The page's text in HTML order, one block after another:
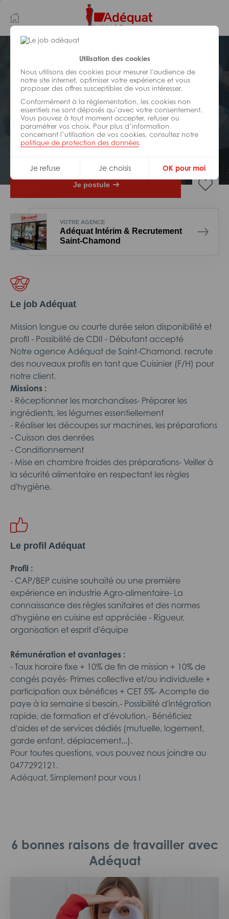
Utilisation des cookies
Nous utilisons des cookies pour mesurer l'audience de
notre site internet, optimiser votre expérience et vous
proposer des offres susceptibles de vous intéresser.
Conformément à la réglementation, les cookies non
essentiels ne sont déposés qu’avec votre consentement.
Vous pouvez à tout moment accepter, refuser ou
paramétrer vos choix. Pour plus d’information
concernant l’utilisation de vos cookies, consultez notre
politique de protection des données.
Je refuse Je choisis OK pour moi
au
contenu
principal
navigation
HÔTELLERIE/RESTAURATION/SPORT/
LOISIRS
Réf : 0DC-323146
Cuisinier industriel H/F
CDI Saint-Chamond
Je postule
VOTRE AGENCE
Adéquat Intérim & Recrutement
Saint-Chamond
Le job Adéquat
Mission longue ou courte durée selon disponibilité et
profil - Possibilité de CDII - Débutant accepté
Notre agence Adéquat de Saint-Chamond. recrute
des nouveaux profils en tant que Cuisinier (F/H) pour
notre client.
Missions :
- Réceptionner les marchandises- Préparer les
ingrédients, les légumes essentiellement
- Réaliser les découpes sur machines, les préparations
- Cuisson des denrées
- Conditionnement
- Mise en chambre froides des préparations- Veiller à
la sécurité alimentaire en respectant les règles
d'hygiène.
Le profil Adéquat
Profil :
- CAP/BEP cuisine souhaité ou une première
expérience en industrie Agro-alimentaire- La
connaissance des règles sanitaires et des normes
d'hygiène en cuisine est appréciée - Rigueur,
organisation et esprit d'équipe
Rémunération et avantages :
- Taux horaire fixe + 10% de fin de mission + 10% de
congés payés- Primes collective et/ou individuelle +
participation aux bénéfices + CET 5%- Acompte de
paye à la semaine si besoin,- Possibilité d'intégration
rapide, de formation et d'évolution,- Bénéficiez
d'aides et de services dédiés (mutuelle, logement,
garde enfant, déplacement...).
Pour toutes questions, vous pouvez nous joindre au
0477292121.
Adéquat, Simplement pour vous !
6 bonnes raisons de travailler avec
Adéquat